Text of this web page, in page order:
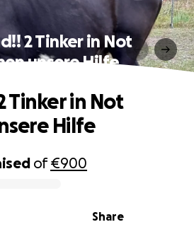
2 Tinker in Not
unsere Hilfe
of€900
Share
Tinker in Not
Hilfe